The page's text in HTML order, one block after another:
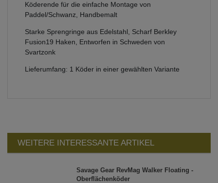
Köderende für die einfache Montage von
Paddel/Schwanz, Handbemalt
Starke Sprengringe aus Edelstahl, Scharf Berkley
Fusion19 Haken, Entworfen in Schweden von
Svartzonk
Lieferumfang: 1 Köder in einer gewählten Variante
WEITERE INTERESSANTE ARTIKEL
Savage Gear RevMag Walker Floating -
Oberflächenköder